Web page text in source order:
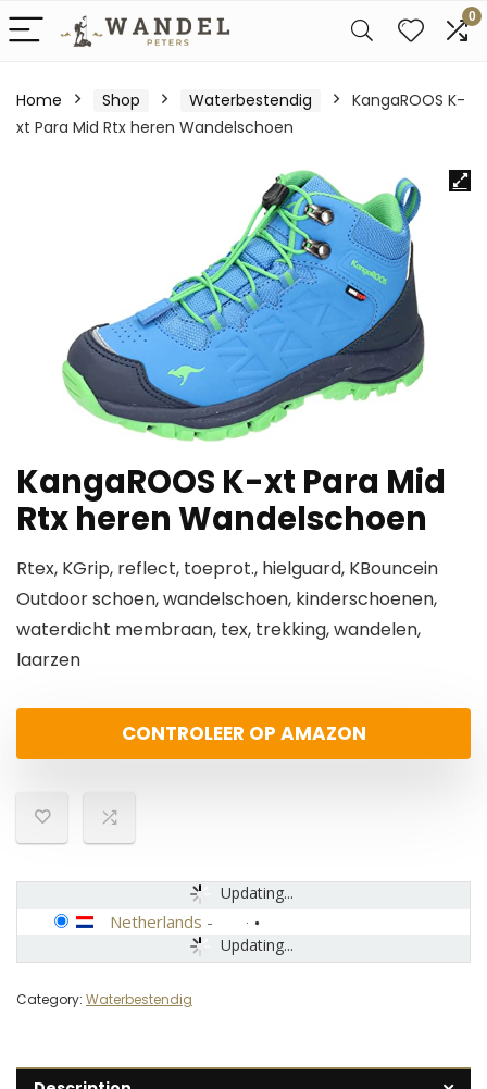
0
Home Shop Waterbestendig
KangaROOS K-
xt Para Mid Rtx heren Wandelschoen
KangaROOS K-xt Para Mid
Rtx heren Wandelschoen
Rtex, KGrip, reflect, toeprot., hielguard, KBouncein
Outdoor schoen, wandelschoen, kinderschoenen,
waterdicht membraan, tex, trekking, wandelen,
laarzen
CONTROLEER OP AMAZON
Updating...
Updating...
Netherlands -
Category: Waterbestendig